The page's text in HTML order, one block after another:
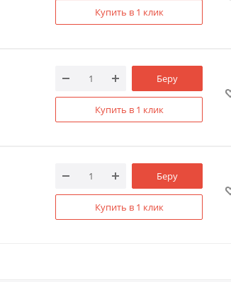
Купить в 1 клик
Беру
Купить в 1 клик
Беру
Купить в 1 клик